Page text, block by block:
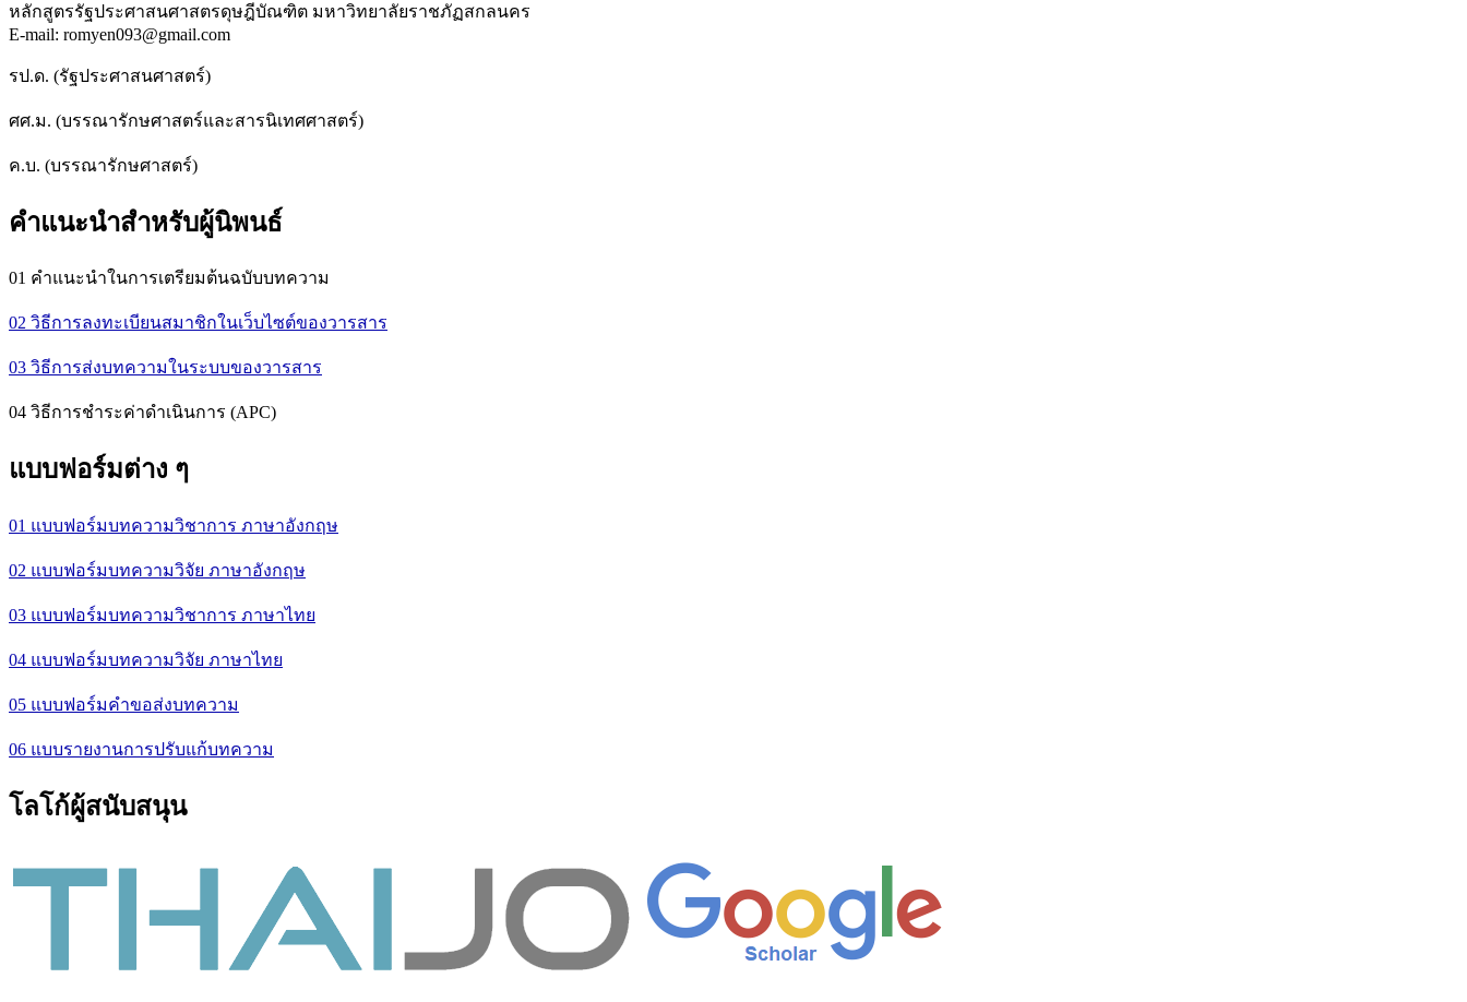
หลักสูตรรัฐประศาสนศาสตรดุษฎีบัณฑิต มหาวิทยาลัยราชภัฏสกลนคร
E-mail: romyen093@gmail.com
รป.ด. (รัฐประศาสนศาสตร์)
ศศ.ม. (บรรณารักษศาสตร์และสารนิเทศศาสตร์)
ค.บ. (บรรณารักษศาสตร์)
คำแนะนำสำหรับผู้นิพนธ์
01 คำแนะนำในการเตรียมต้นฉบับบทความ
02 วิธีการลงทะเบียนสมาชิกในเว็บไซต์ของวารสาร
03 วิธีการส่งบทความในระบบของวารสาร
04 วิธีการชำระค่าดำเนินการ (APC)
แบบฟอร์มต่าง ๆ
01 แบบฟอร์มบทความวิชาการ ภาษาอังกฤษ
02 แบบฟอร์มบทความวิจัย ภาษาอังกฤษ
03 แบบฟอร์มบทความวิชาการ ภาษาไทย
04 แบบฟอร์มบทความวิจัย ภาษาไทย
05 แบบฟอร์มคำขอส่งบทความ
06 แบบรายงานการปรับแก้บทความ
โลโก้ผู้สนับสนุน